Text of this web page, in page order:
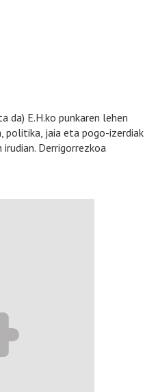
da) E.H.ko punkaren lehen
politika, jaia eta pogo-izerdiak
Derrigorrezkoa